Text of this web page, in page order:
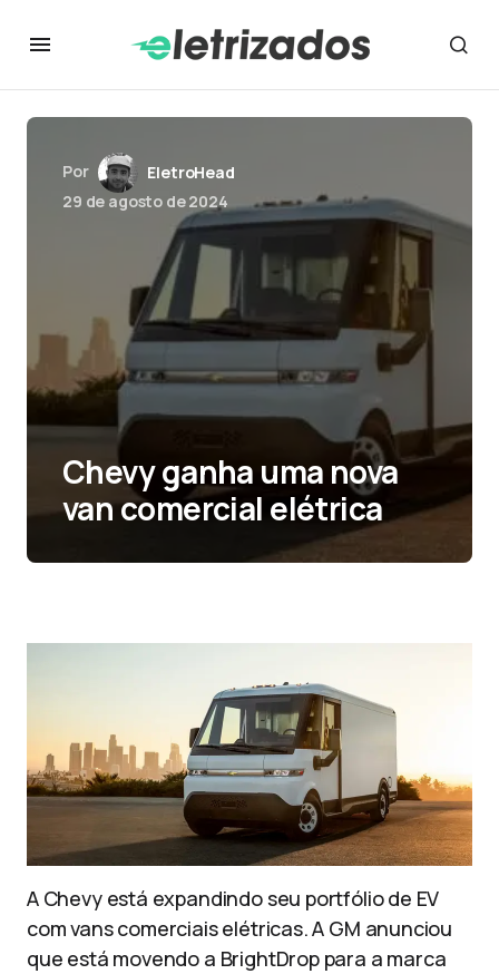
Por
EletroHead
29 de agosto de 2024
Chevy ganha uma nova
van comercial elétrica
A Chevy está expandindo seu portfólio de EV
com vans comerciais elétricas. A GM anunciou
que está movendo a BrightDrop para a marca